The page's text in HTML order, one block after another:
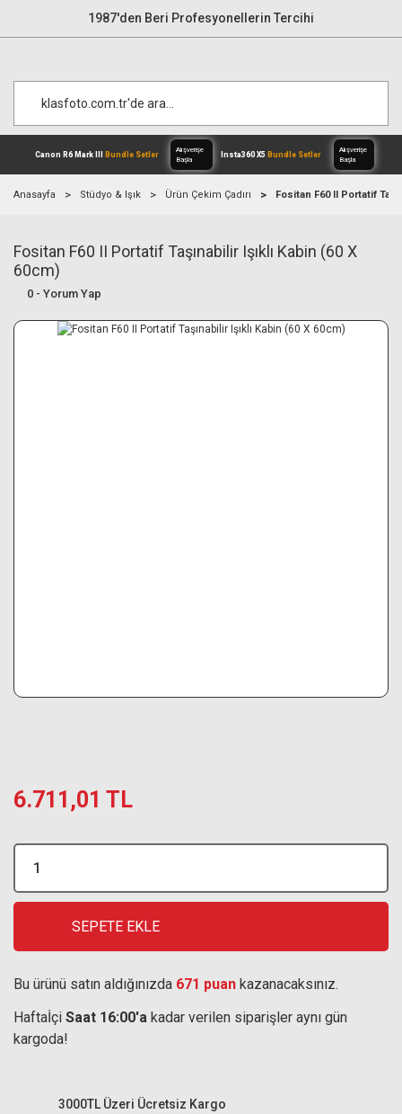
1987'den Beri Profesyonellerin Tercihi
Canon R6 Mark III Bundle Setler
Alışverişe
Anasayfa Stüdyo & Işık Ürün Çekim Çadırı Fositan F60 II Portatif
Fositan F60 II Portatif Taşınabilir Işıklı Kabin (60 X
60cm)
0 - Yorum Yap
6.711,01 TL
SEPETE EKLE
Bu ürünü satın aldığınızda 671 puan kazanacaksınız.
Haftaİçi Saat 16:00'a kadar verilen siparişler aynı gün
kargoda!
3000TL Üzeri Ücretsiz Kargo